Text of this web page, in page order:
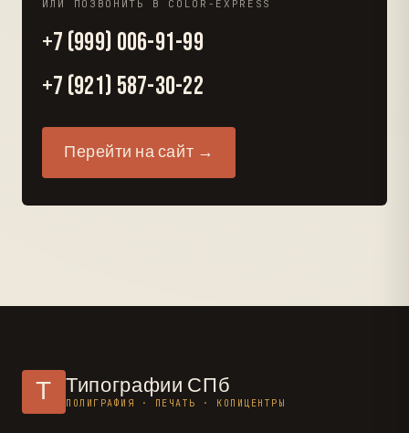
ИЛИ ПОЗВОНИТЬ В COLOR-EXPRESS
+7 (999) 006-91-99
+7 (921) 587-30-22
Перейти на сайт →
Т Типографии СПб
ПОЛИГРАФИЯ · ПЕЧАТЬ · КОПИЦЕНТРЫ